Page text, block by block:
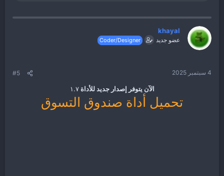
ف
ا
ع
ل
ا
khayal
عضو جديد Coder/Designer
4 سبتمبر 2025 #5
الآن يتوفر إصدار جديد للأداة١.٧
تحميل أداة صندوق التسوق